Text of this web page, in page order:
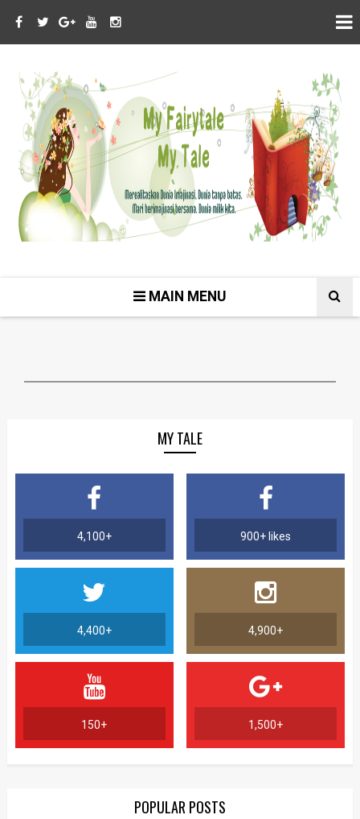
MAIN MENU
MY TALE
4,100+ 900+ likes
4,400+ 4,900+
150+ 1,500+
POPULAR POSTS